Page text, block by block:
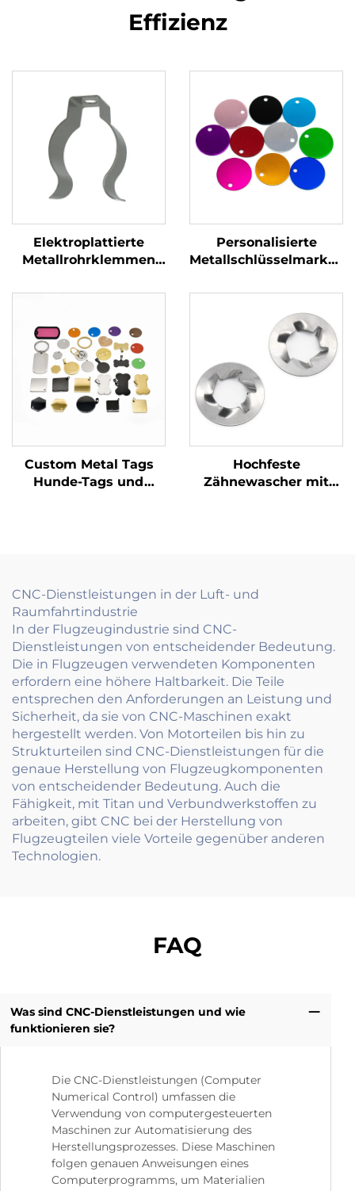
Effizienz
Elektroplattierte
Metallrohrklemmen
U-förmigen
Personalisierte
Metallschlüsselmarken
Blöcke Marken mit
benutzerdefiniertem
Gravierlogo
Custom Metal Tags
Hunde-Tags und
Hochfeste
Zähnewascher mit
CNC-Dienstleistungen in der Luft- und
Raumfahrtindustrie
In der Flugzeugindustrie sind CNC-
Dienstleistungen von entscheidender Bedeutung.
Die in Flugzeugen verwendeten Komponenten
erfordern eine höhere Haltbarkeit. Die Teile
entsprechen den Anforderungen an Leistung und
Sicherheit, da sie von CNC-Maschinen exakt
hergestellt werden. Von Motorteilen bis hin zu
Strukturteilen sind CNC-Dienstleistungen für die
genaue Herstellung von Flugzeugkomponenten
von entscheidender Bedeutung. Auch die
Fähigkeit, mit Titan und Verbundwerkstoffen zu
arbeiten, gibt CNC bei der Herstellung von
Flugzeugteilen viele Vorteile gegenüber anderen
Technologien.
FAQ
Was sind CNC-Dienstleistungen und wie
funktionieren sie?
Die CNC-Dienstleistungen (Computer
Numerical Control) umfassen die
Verwendung von computergesteuerten
Maschinen zur Automatisierung des
Herstellungsprozesses. Diese Maschinen
folgen genauen Anweisungen eines
Computerprogramms, um Materialien